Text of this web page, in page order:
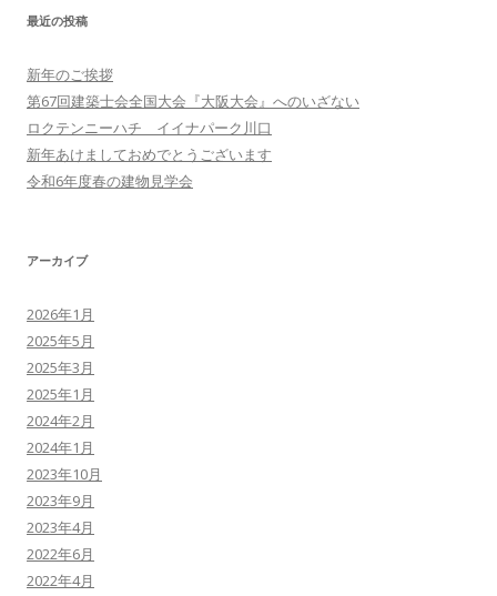
最近の投稿
新年のご挨拶
第67回建築士会全国大会『大阪大会』へのいざない
ロクテンニーハチ イイナパーク川口
新年あけましておめでとうございます
令和6年度春の建物見学会
アーカイブ
2026年1月
2025年5月
2025年3月
2025年1月
2024年2月
2024年1月
2023年10月
2023年9月
2023年4月
2022年6月
2022年4月